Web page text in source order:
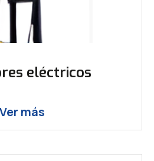
eléctricos
Ver más